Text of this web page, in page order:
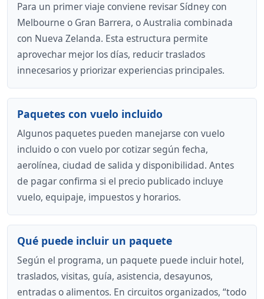
Para un primer viaje conviene revisar Sídney con
Melbourne o Gran Barrera, o Australia combinada
con Nueva Zelanda. Esta estructura permite
aprovechar mejor los días, reducir traslados
innecesarios y priorizar experiencias principales.
Paquetes con vuelo incluido
Algunos paquetes pueden manejarse con vuelo
incluido o con vuelo por cotizar según fecha,
aerolínea, ciudad de salida y disponibilidad. Antes
de pagar confirma si el precio publicado incluye
vuelo, equipaje, impuestos y horarios.
Qué puede incluir un paquete
Según el programa, un paquete puede incluir hotel,
traslados, visitas, guía, asistencia, desayunos,
entradas o alimentos. En circuitos organizados, “todo